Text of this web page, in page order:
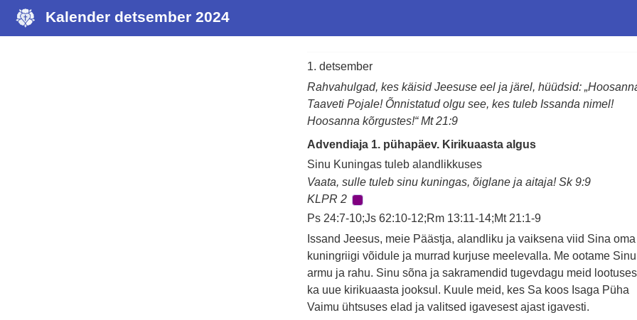
Kalender detsember 2024
1. detsember
Rahvahulgad, kes käisid Jeesuse eel ja järel, hüüdsid:
Taaveti Pojale! Õnnistatud olgu see, kes tuleb Issanda nimel!
Hoosanna kõrgustes!“ Mt 21:9
Advendiaja 1. pühapäev. Kirikuaasta algus
Sinu Kuningas tuleb alandlikkuses
Vaata, sulle tuleb sinu kuningas, õiglane ja aitaja! Sk 9:9
KLPR 2
Ps 24:7-10;Js 62:10-12;Rm 13:11-14;Mt 21:1-9
Issand Jeesus, meie Päästja, alandliku ja vaiksena viid Sina oma
kuningriigi võidule ja murrad kurjuse meelevalla. Me ootame Sinu
armu ja rahu. Sinu sõna ja sakramendid tugevdagu meid lootuses
ka uue kirikuaasta jooksul. Kuule meid, kes Sa koos Isaga Püha
Vaimu ühtsuses elad ja valitsed igavesest ajast igavesti.